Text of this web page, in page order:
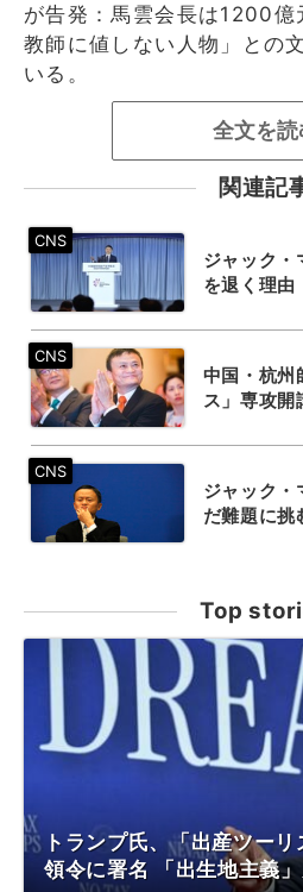
が告発：馬雲会長は1200億
教師に値しない人物」との
いる。
全文を読
関連記
ジャック・
を退く理由
中国・杭州
ス」専攻開
ジャック・
だ難題に挑
Top
トランプ氏、「出産ツー
領令に署名 「出生地主義